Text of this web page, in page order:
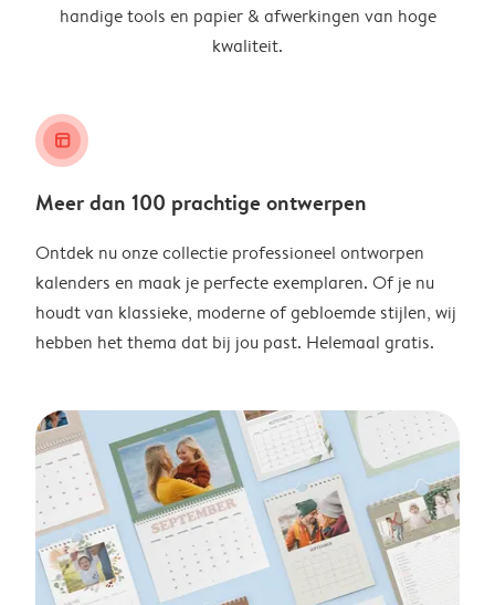
handige tools en papier & afwerkingen van hoge
kwaliteit.
layout_alt
Meer dan 100 prachtige ontwerpen
Ontdek nu onze collectie professioneel ontworpen
kalenders en maak je perfecte exemplaren. Of je nu
houdt van klassieke, moderne of gebloemde stijlen, wij
hebben het thema dat bij jou past. Helemaal gratis.